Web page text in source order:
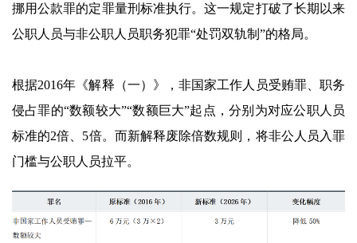
挪用公款罪的定罪量刑标准执行。这一规定打破了长期以来
公职人员与非公职人员职务犯罪“处罚双轨制”的格局。
根据2016年《解释（一）》，非国家工作人员受贿罪、职务
侵占罪的“数额较大”“数额巨大”起点，分别为对应公职人员
标准的2倍、5倍。而新解释废除倍数规则，将非公人员入罪
门槛与公职人员拉平。